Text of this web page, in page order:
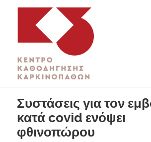
K3
ΚΕΝΤΡΟ ΚΑΘΟΔΗΓΗΣΗΣ ΚΑΡΚΙΝΟΠΑΘΩΝ
Συστάσεις για τον
κατά covid ενόψει
φθινοπώρου